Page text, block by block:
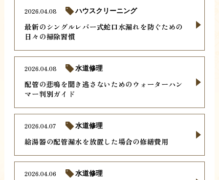
最新のシングルレバー式蛇口水漏れを防ぐための
日々の掃除習慣
2026.04.08 ハウスクリーニング
配管の悲鳴を聞き逃さないためのウォーターハン
マー判別ガイド
2026.04.08 水道修理
給湯器の配管漏水を放置した場合の修繕費用
2026.04.07 水道修理
2026.04.06 水道修理